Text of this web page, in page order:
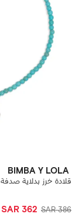
BIMBA Y LOLA
قلادة خرز بدلاية صدفة
SAR 386
SAR 362